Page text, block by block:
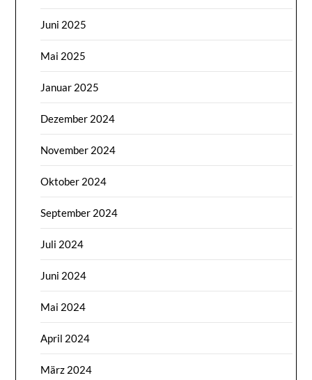
Juni 2025
Mai 2025
Januar 2025
Dezember 2024
November 2024
Oktober 2024
September 2024
Juli 2024
Juni 2024
Mai 2024
April 2024
März 2024